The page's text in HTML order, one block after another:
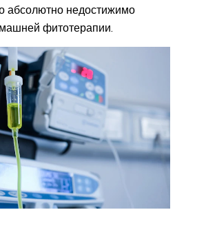
абсолютно недостижимо
фитотерапии.